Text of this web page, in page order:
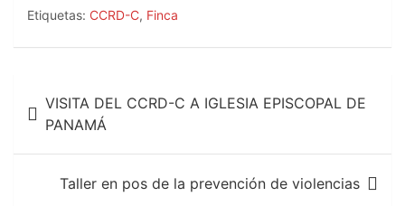
c
b
k
a
s
p
a
l
Etiquetas: CCRD-C, Finca
Navegación
de
entradas
VISITA DEL CCRD-C A IGLESIA EPISCOPAL DE
PANAMÁ
Taller en pos de la prevención de violencias